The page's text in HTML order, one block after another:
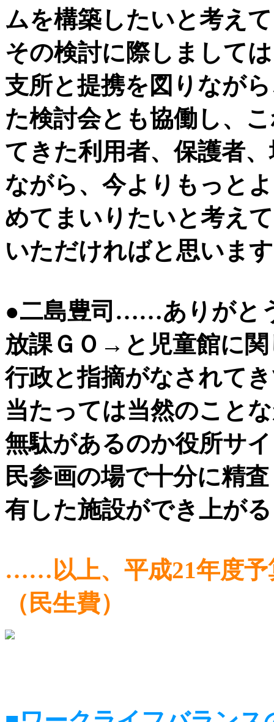
ムを構築したいと考え
その検討に際しまして
支所と提携を図りなが
た検討会とも協働し、
てきた利用者、保護者
ながら、今よりもっと
めてまいりたいと考え
いただければと思いま
●二島豊司……ありがと
放課ＧＯ→と児童館に
行政と指摘がなされて
当たっては当然のこと
無駄があるのか役所サ
民参画の場で十分に精
有した施設ができ上が
……以上、平成21年度
（民生費）